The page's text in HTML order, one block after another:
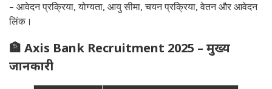
– आवेदन प्रक्रिया, योग्यता, आयु सीमा, चयन प्रक्रिया, वेतन और आवेदन
लिंक।
🏦 Axis Bank Recruitment 2025 – मुख्य
जानकारी